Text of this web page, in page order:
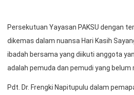
Persekutuan Yayasan PAKSU dengan
dikemas dalam nuansa Hari Kasih
ibadah bersama yang diikuti anggota
adalah pemuda dan pemudi yang belum
Pdt. Dr. Frengki Napitupulu dalam